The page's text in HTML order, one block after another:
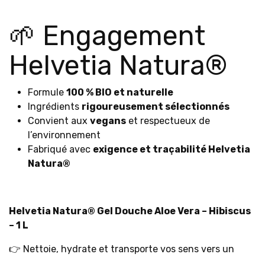
🌱 Engagement
Helvetia Natura®
Formule 100 % BIO et naturelle
Ingrédients rigoureusement sélectionnés
Convient aux vegans et respectueux de
l’environnement
Fabriqué avec exigence et traçabilité Helvetia
Natura®
Helvetia Natura® Gel Douche Aloe Vera – Hibiscus
– 1 L
👉 Nettoie, hydrate et transporte vos sens vers un